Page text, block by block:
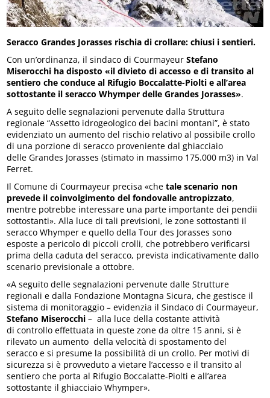
Seracco Grandes Jorasses rischia di crollare: chiusi i sentieri.
Con un’ordinanza, il sindaco di CourmayeurStefano
Miserocchi ha disposto «il divieto di accesso e di transito al
sentiero che conduce al Rifugio Boccalatte-Piolti e all’area
sottostante il seracco Whymper delle Grandes Jorasses».
A seguito delle segnalazioni pervenute dalla Struttura
regionale “Assetto idrogeologico dei bacini montani”, è stato
evidenziato un aumento del rischio relativo al possibile crollo
di una porzione di seracco proveniente dal ghiacciaio
delle Grandes Jorasses (stimato in massimo 175.000 m3) in Val
Ferret.
Il Comune di Courmayeur precisa «chetale scenario non
prevede il coinvolgimento del fondovalle antropizzato,
mentre potrebbe interessare una parte importante dei pendii
sottostanti». Alla luce di tali previsioni, le zone sottostanti il
seracco Whymper e quello della Tour des Jorasses sono
esposte a pericolo di piccoli crolli, che potrebbero verificarsi
prima della caduta del seracco, prevista indicativamente dallo
scenario previsionale a ottobre.
«A seguito delle segnalazioni pervenute dalle Strutture
regionali e dalla Fondazione Montagna Sicura, che gestisce il
sistema di monitoraggio –evidenzia il Sindaco di Courmayeur,
Stefano Miserocchi–alla luce della costante attività
di controllo effettuata in queste zone da oltre 15 anni, si è
rilevato un aumento della velocità di spostamento del
seracco e si presume la possibilità di un crollo. Per motivi di
sicurezza si è provveduto a vietare l’accesso e il transito al
sentiero che porta al Rifugio Boccalatte-Piolti e all’area
sottostante il ghiacciaio Whymper».